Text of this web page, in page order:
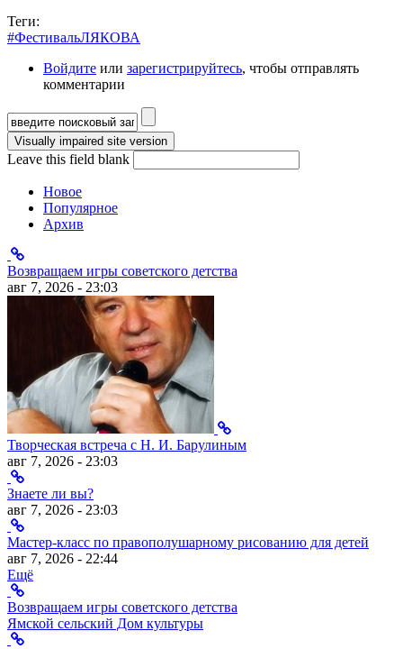
Теги:
#ФестивальЛЯКОВА
Войдите или зарегистрируйтесь, чтобы отправлять
комментарии
Форма поиска
Leave this field blank
Новое
Популярное
Архив
Возвращаем игры советского детства
авг 7, 2026 - 23:03
Творческая встреча с Н. И. Барулиным
авг 7, 2026 - 23:03
Знаете ли вы?
авг 7, 2026 - 23:03
Мастер-класс по правополушарному рисованию для детей
авг 7, 2026 - 22:44
Ещё
Возвращаем игры советского детства
Ямской сельский Дом культуры